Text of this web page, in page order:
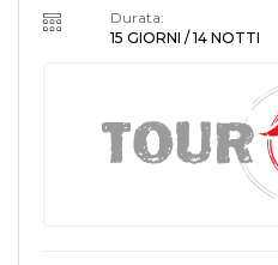
Durata:
15 GIORNI / 14 NOTTI